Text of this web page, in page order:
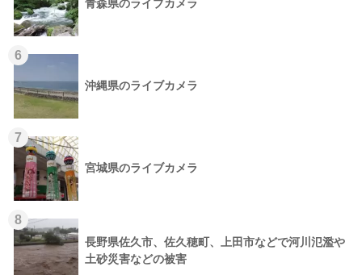
青森県のライブカメラ
6
沖縄県のライブカメラ
7
宮城県のライブカメラ
8
長野県佐久市、佐久穂町、上田市などで河川氾濫や
土砂災害などの被害